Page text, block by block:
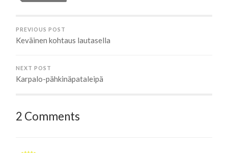
PREVIOUS POST
Keväinen kohtaus lautasella
NEXT POST
Karpalo-pähkinäpataleipä
2 Comments